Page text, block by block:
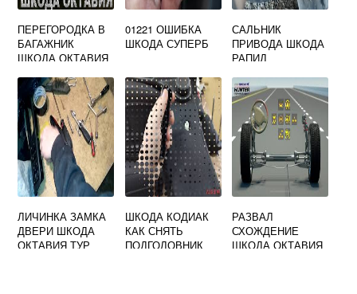
ПЕРЕГОРОДКА В
БАГАЖНИК
ШКОДА ОКТАВИЯ
01221 ОШИБКА
ШКОДА СУПЕРБ
САЛЬНИК
ПРИВОДА ШКОДА
РАПИД
ЛИЧИНКА ЗАМКА
ДВЕРИ ШКОДА
ОКТАВИЯ ТУР
ШКОДА КОДИАК
КАК СНЯТЬ
ПОДГОЛОВНИК
РАЗВАЛ
СХОЖДЕНИЕ
ШКОДА ОКТАВИЯ